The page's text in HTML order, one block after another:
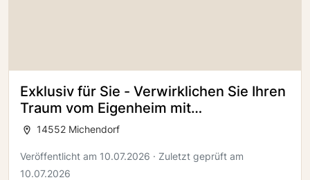
Exklusiv für Sie - Verwirklichen Sie Ihren
Traum vom Eigenheim mit
Schwabenhaus
14552 Michendorf
Veröffentlicht am 10.07.2026 · Zuletzt geprüft am
10.07.2026